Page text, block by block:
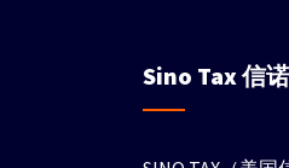
Sino Tax信